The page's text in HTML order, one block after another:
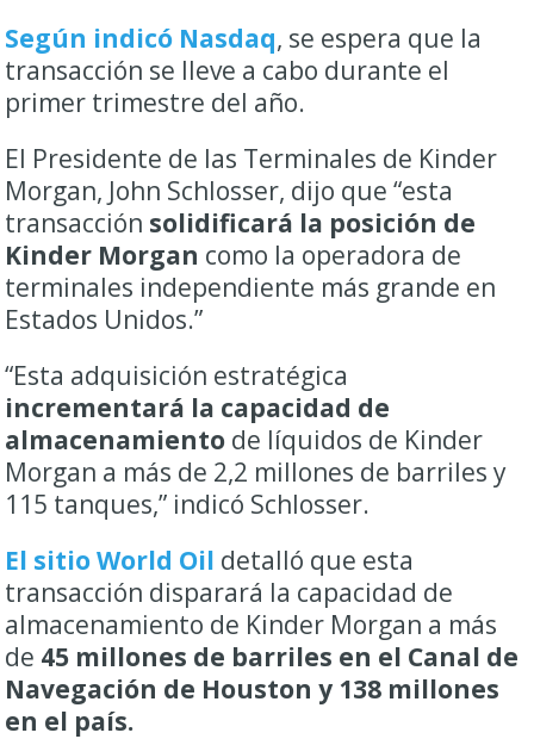
Según indicó Nasdaq, se espera que la
transacción se lleve a cabo durante el
primer trimestre del año.
El Presidente de las Terminales de Kinder
Morgan, John Schlosser, dijo que “esta
transacción solidificará la posición de
Kinder Morgan como la operadora de
terminales independiente más grande en
Estados Unidos.”
“Esta adquisición estratégica
incrementará la capacidad de
almacenamiento de líquidos de Kinder
Morgan a más de 2,2 millones de barriles y
115 tanques,” indicó Schlosser.
El sitio World Oil detalló que esta
transacción disparará la capacidad de
almacenamiento de Kinder Morgan a más
de 45 millones de barriles en el Canal de
Navegación de Houston y 138 millones
en el país.